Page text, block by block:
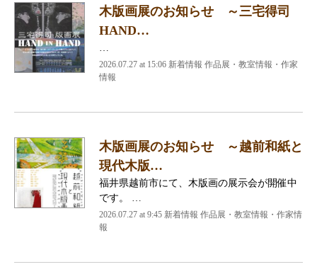
木版画展のお知らせ ～三宅得司
HAND…
2026.07.27 at 15:06 新着情報 作品展・教室情報・作家
情報
木版画展のお知らせ ～越前和紙と
現代木版…
福井県越前市にて、木版画の展示会が開催中
です。 …
2026.07.27 at 9:45 新着情報 作品展・教室情報・作家情
報